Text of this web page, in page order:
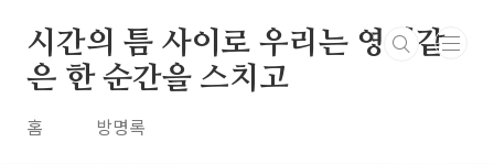
시간의 틈 사이로 우리는 영원같
은 한 순간을 스치고
홈 방명록